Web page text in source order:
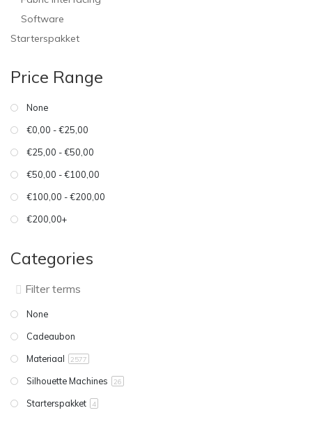
Software
Starterspakket
Price Range
None
€0,00 - €25,00
€25,00 - €50,00
€50,00 - €100,00
€100,00 - €200,00
€200,00+
Categories
None
Cadeaubon
Materiaal
2577
Silhouette Machines 26
Starterspakket 4